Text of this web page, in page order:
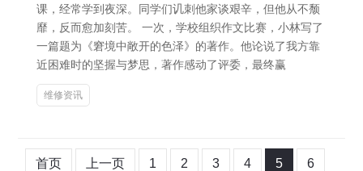
课，经常学到夜深。同学们讥刺他家谈艰辛，但他从不颓
靡，反而愈加刻苦。 一次，学校组织作文比赛，小林写了
一篇题为《窘境中敞开的色泽》的著作。他论说了我方靠
近困难时的坚握与梦思，著作感动了评委，最终赢
维修资讯
首页 上一页 1 2 3 4 5 6